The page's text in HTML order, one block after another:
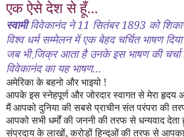
एक ऐसे देश से हूँ...
स्वामीविवेकानंद ने11 सितंबर1893 को
विश्व धर्म सम्मेलन में एक बेहद चर्चित भाषण
जब भी जि़क्र आता है उनके इस भाषण की
विवेकानंद का यह भाषण...
अमेरिका के बहनो और भाइयो !
आपके इस स्नेहपूर्ण और जोरदार स्वागत से मेरा हृदय
मैं आपको दुनिया की सबसे प्राचीन संत परंपरा की
आपको सभी धर्मों की जननी की तरफ से धन्यवाद
संप्रदाय के लाखों,करोड़ों हिन्दुओं की तरफ से